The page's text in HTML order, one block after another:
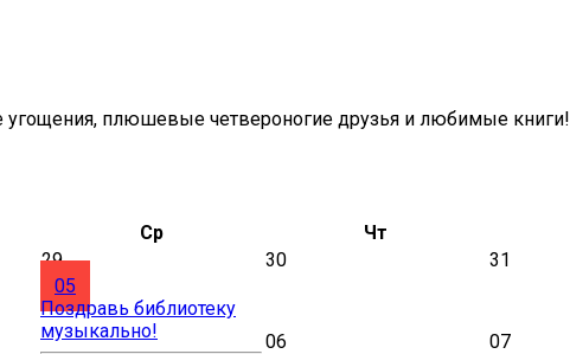
угощения, плюшевые четвероногие друзья и любимые книги!
Ср Чт
29 30 31
05
Поздравь библиотеку
музыкально!
06 07